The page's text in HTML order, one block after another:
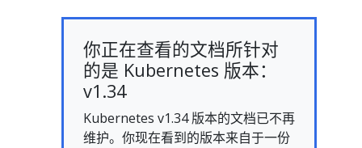
你正在查看的文档所针对
的是 Kubernetes 版本：
v1.34
Kubernetes v1.34 版本的文档已不再
维护。你现在看到的版本来自于一份